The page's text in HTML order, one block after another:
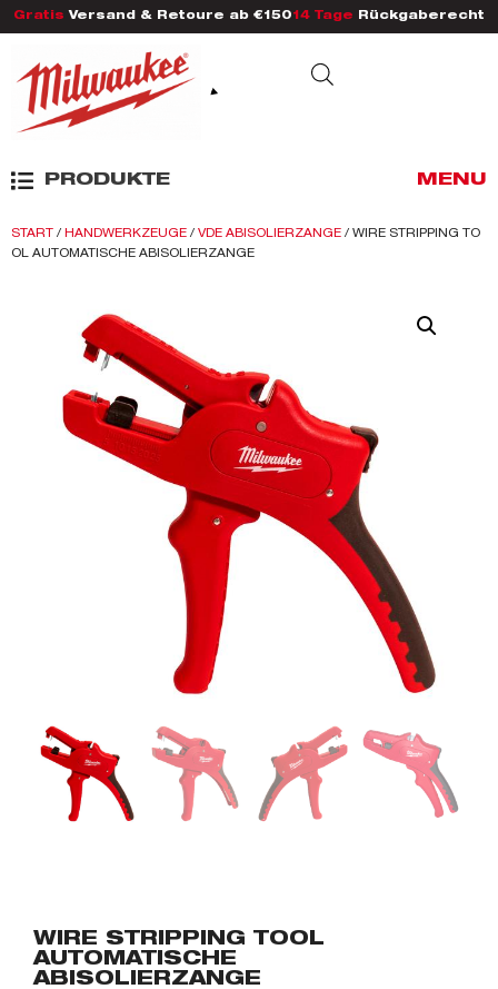
Gratis Versand & Retoure ab €150 14 Tage Rückgaberecht
PRODUKTE MENU
START / HANDWERKZEUGE / VDE ABISOLIERZANGE / WIRE STRIPPING TO
OL AUTOMATISCHE ABISOLIERZANGE
WIRE STRIPPING TOOL
AUTOMATISCHE
ABISOLIERZANGE